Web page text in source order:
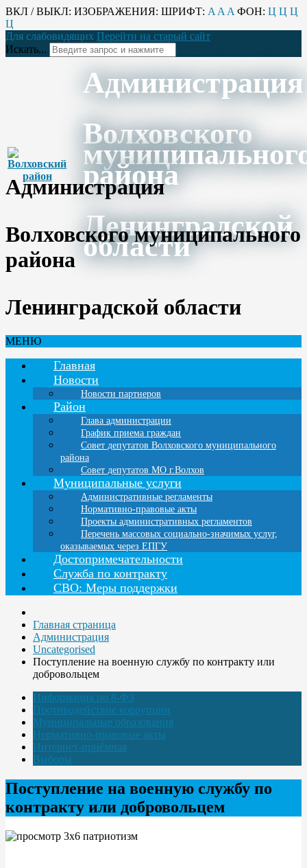
ВКЛ / ВЫКЛ: ИЗОБРАЖЕНИЯ: ШРИФТ: A A A ФОН: Ц Ц Ц
Ц
Для слабовидящих Перейти на старый сайт
Искать...
Администрация
Волховского
района
Ленинградской
области
Администрация
Волховского муниципального
района
Ленинградской области
МЕНЮ
Главная
Новости
Новости партнеров
Район
Глава администрации
График приема граждан
Совет депутатов Волховского муниципального
района
Совет депутатов МО г.Волхов
Муниципальные услуги
Административные регламенты
Нормативно-правовые акты
Проекты административных регламентов
Перечень массовых социально-значимых услуг,
оказываемых через ЕПГУ
Достопримечательности
Служба по контракту
СВО: Меры поддержки
Главная страница
Администрация
Uncategorised
Поступление на военную службу по контракту или
добровольцем
Информация по 8-ФЗ
Противодействие коррупции
Муниципальные образования
Нормативно-правовые акты
Интернет-приёмная
Выборы
Поступление на военную службу по
контракту или добровольцем